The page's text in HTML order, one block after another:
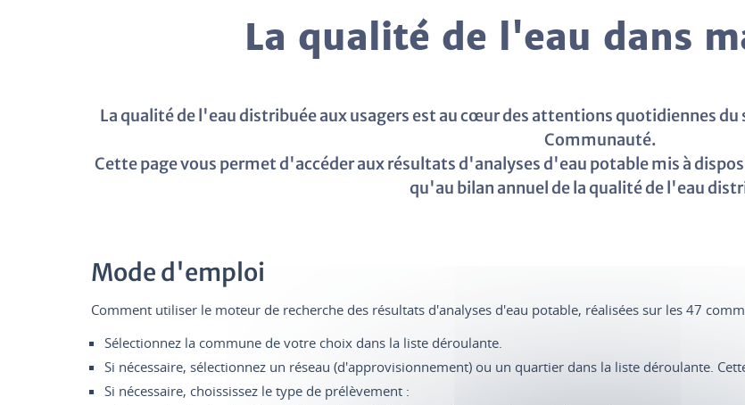
La qualité de l'eau dans
La qualité de l'eau distribuée aux usagers est au cœur des attentions quotidiennes
Communauté.
Cette page vous permet d'accéder aux résultats d'analyses d'eau potable mis à
qu'au bilan annuel de la qualité de l'eau
Mode d'emploi
Comment utiliser le moteur de recherche des résultats d'analyses d'eau potable, réalisées sur les 47
Sélectionnez la commune de votre choix dans la liste déroulante.
Si nécessaire, sélectionnez un réseau (d'approvisionnement) ou un quartier dans la liste déroulante.
Si nécessaire, choississez le type de prélèvement :